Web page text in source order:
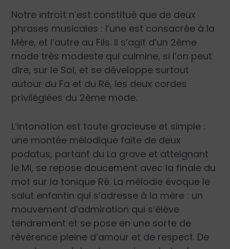
Notre introït n’est constitué que de deux
phrases musicales : l’une est consacrée à la
Mère, et l’autre au Fils. Il s’agit d’un 2ème
mode très modeste qui culmine, si l’on peut
dire, sur le Sol, et se développe surtout
autour du Fa et du Ré, les deux cordes
privilégiées du 2ème mode.
L’intonation est toute gracieuse et simple :
une montée mélodique faite de deux
podatus, partant du La grave et atteignant
le Mi, se repose doucement avec la finale du
mot sur la tonique Ré. La mélodie évoque le
salut enfantin qui s’adresse à la mère : un
mouvement d’admiration qui s’élève
tendrement et se pose en une sorte de
révérence pleine d’amour et de respect. De